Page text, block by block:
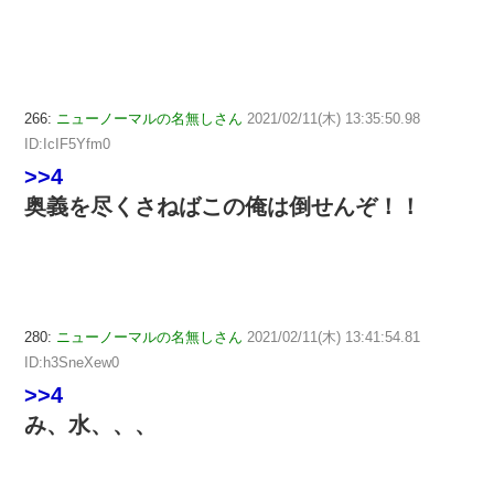
266: ニューノーマルの名無しさん 2021/02/11(木) 13:35:50.98
ID:IcIF5Yfm0
>>4
奥義を尽くさねばこの俺は倒せんぞ！！
280: ニューノーマルの名無しさん 2021/02/11(木) 13:41:54.81
ID:h3SneXew0
>>4
み、水、、、